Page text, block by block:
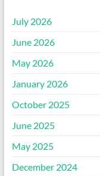
July 2026
June 2026
May 2026
January 2026
October 2025
June 2025
May 2025
December 2024